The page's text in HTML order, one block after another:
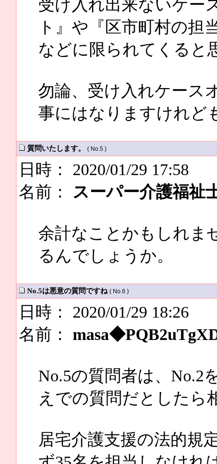
受け入れ出来ないケー
ト』や『区市町村の担
などに限られてくると
勿論、受け入れケース
事にはなりますけれど
質問いたします。 ( No.5 )
日時： 2020/01/29 17:58
名前： スーパー介護福祉
余計なことかもしれま
るんでしょうか。
No.5は悪意の質問ですね ( No.6 )
日時： 2020/01/29 18:26
名前：
No.5の質問者は、No.2
えでの質問だとしたら
居宅介護支援の法的規